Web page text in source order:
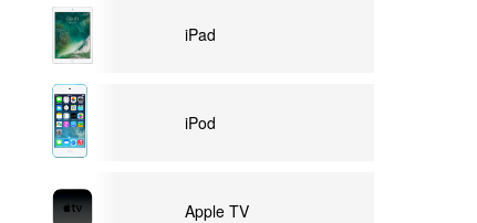
iPad
iPod
Apple TV